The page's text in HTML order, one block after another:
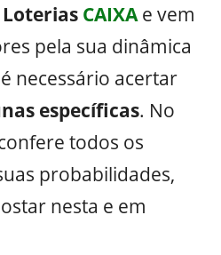
Loterias CAIXAe vem
pela sua dinâmica
necessário acertar
específicas. No
todos os
probabilidades,
nesta e em